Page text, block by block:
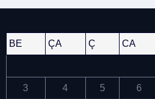
BE ÇA Ç CA
3 4 5 6